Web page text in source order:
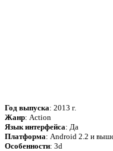
Год выпуска: 2013 г.
Жанр: Action
Язык интерфейса: Да
Платформа: Android 2.2 и
Особенности: 3d